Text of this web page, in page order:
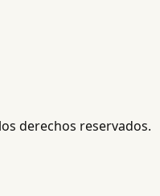
los derechos reservados.